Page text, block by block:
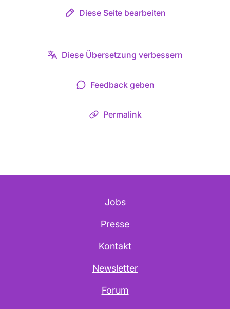
Diese Seite bearbeiten
Diese Übersetzung verbessern
Feedback geben
Permalink
Jobs
Presse
Kontakt
Newsletter
Forum